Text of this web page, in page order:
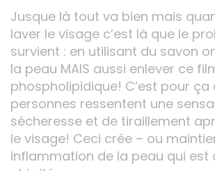
Jusque là tout va bien mais
laver le visage c’est là que le
survient : en utilisant du savon
la peau MAIS aussi enlever ce
phospholipidique! C’est pour
personnes ressentent une
sécheresse et de tiraillement
le visage! Ceci crée – ou
inflammation de la peau qui est